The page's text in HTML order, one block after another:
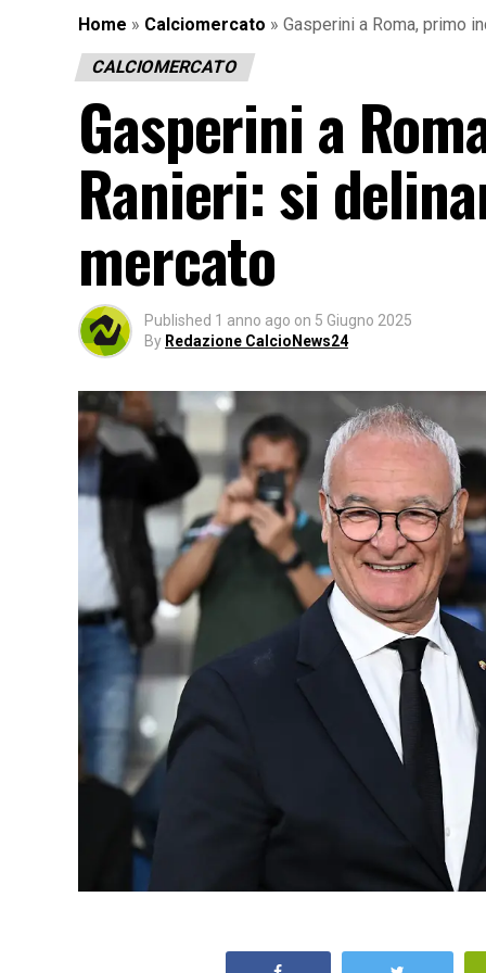
Home » Calciomercato » Gasperini a Roma, primo
CALCIOMERCATO
Gasperini a
Ranieri: si
mercato
Published 1 anno ago on 5 Giugno 2025
By Redazione CalcioNews24